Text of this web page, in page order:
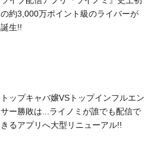
の約3,000万ポイント級のライバーが
誕生!!
トップキャバ嬢VSトップインフルエン
サー勝敗は...ライノミが誰でも配信で
きるアプリへ大型リニューアル!!